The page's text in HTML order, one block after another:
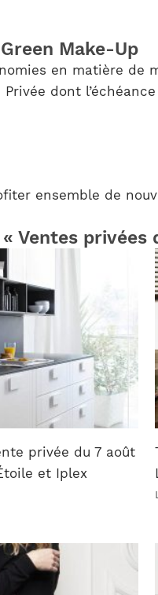
Make-Up
en matière
dont
ensemble de
Ventes privées
privée du 7 août
et Iplex